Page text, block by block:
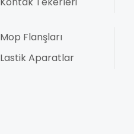
Mop Flanşları
Lastik Aparatlar